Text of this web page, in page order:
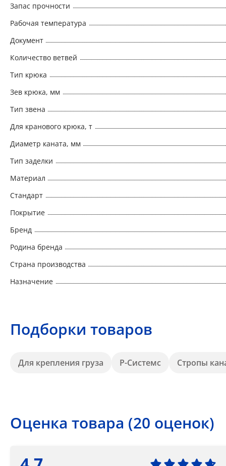
Запас прочности
Рабочая температура
Документ
Количество ветвей
Тип крюка
Зев крюка, мм
Тип звена
Для кранового крюка, т
Диаметр каната, мм
Тип заделки
Материал
Стандарт
Покрытие
Бренд
Родина бренда
Страна производства
Назначение
Подборки товаров
Для крепления груза Р-Системс Стропы
Оценка товара (20 оценок)